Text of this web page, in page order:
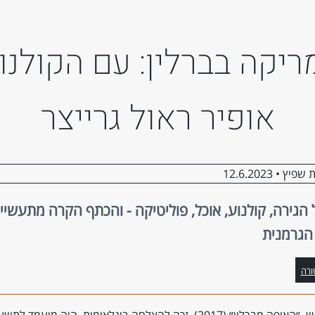
בברלין: עם
אופיר ראול גרייצר
שפיץ •12.6.2023
קולנוע, אוכל, פוליטיקה - והכתף הקרה